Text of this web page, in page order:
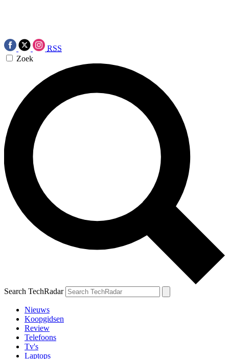
RSS
Zoek
Search TechRadar
Nieuws
Koopgidsen
Review
Telefoons
Tv's
Laptops